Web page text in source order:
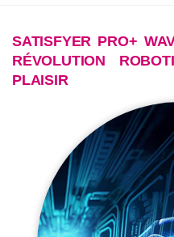
SATISFYER PRO+
RÉVOLUTION
PLAISIR